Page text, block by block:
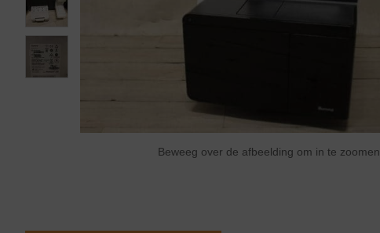
Beweeg over de afbeelding om in te zoomen